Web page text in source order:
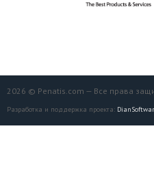
2026 © Penatis.com — Все права
Разработка и поддержка проекта: